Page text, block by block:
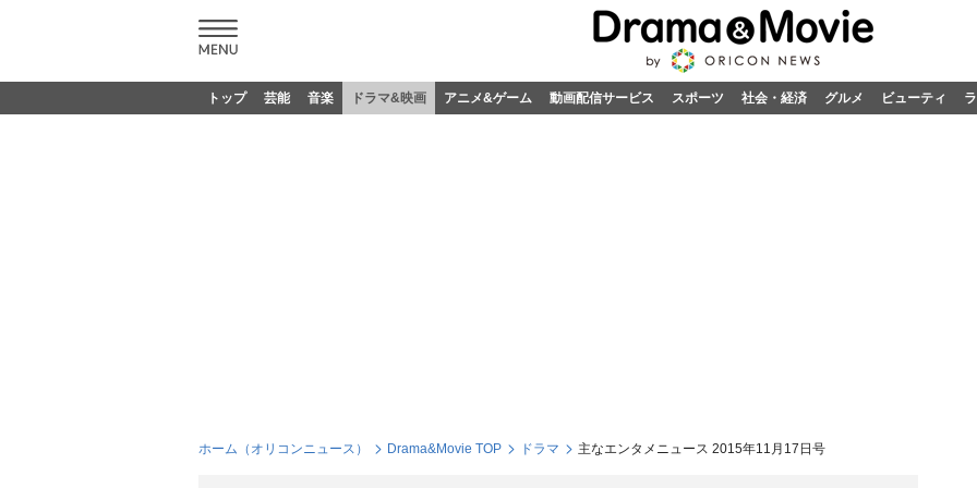
トップ 芸能 音楽 ドラマ&映画 アニメ&ゲーム 動画配信サービス スポーツ 社会・経済 グルメ ビューティ
ホーム（オリコンニュース） Drama&Movie TOP ドラマ 主なエンタメニュース 2015年11月17日号